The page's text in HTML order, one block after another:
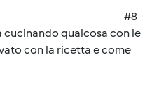
#8
cucinando qualcosa con le
con la ricetta e come